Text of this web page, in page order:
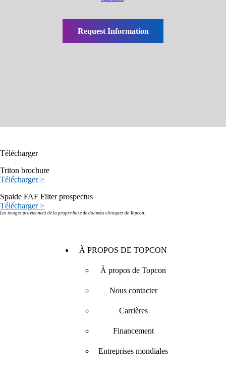
Télécharger
Triton brochure
Télécharger >
Spaide FAF Filter prospectus
Télécharger >
Les images proviennent de la propre base de données cliniques de Topcon.
À PROPOS DE TOPCON
À propos de Topcon
Nous contacter
Carrières
Financement
Entreprises mondiales